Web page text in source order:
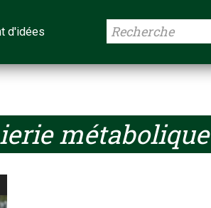
d'idées
métabolique